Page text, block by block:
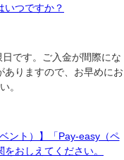
いつですか？
です。ご入金が間際にな
ありますので、お早めにお
。
ント）】「Pay-easy（ペ
おしえてください。